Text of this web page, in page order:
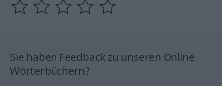
Sie haben Feedback zu unseren Online
Wörterbüchern?